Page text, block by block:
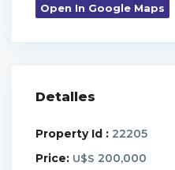
Open In Google Maps
Detalles
Property Id : 22205
Price: U$S 200,000